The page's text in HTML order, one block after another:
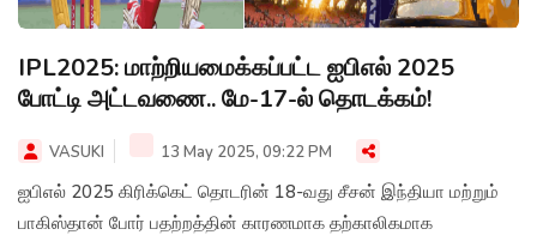
IPL2025: மாற்றியமைக்கப்பட்ட ஐபிஎல் 2025
போட்டி அட்டவணை.. மே-17-ல் தொடக்கம்!
VASUKI 13 May 2025, 09:22 PM
ஐபிஎல் 2025 கிரிக்கெட் தொடரின் 18-வது சீசன் இந்தியா மற்றும்
பாகிஸ்தான் போர் பதற்றத்தின் காரணமாக தற்காலிகமாக